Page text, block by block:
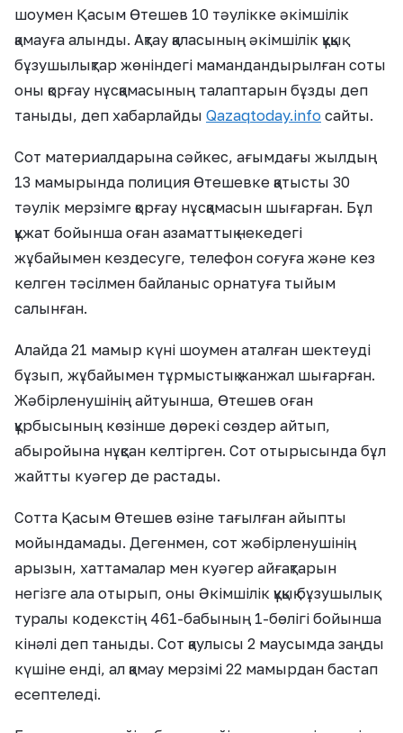
шоумен Қасым Өтешев 10 тәулікке әкімшілік
қамауға алынды. Ақтау қаласының әкімшілік құқық
бұзушылықтар жөніндегі мамандандырылған соты
оны қорғау нұсқамасының талаптарын бұзды деп
таныды, деп хабарлайды Qazaqtoday.info сайты.
Сот материалдарына сәйкес, ағымдағы жылдың
13 мамырында полиция Өтешевке қатысты 30
тәулік мерзімге қорғау нұсқамасын шығарған. Бұл
құжат бойынша оған азаматтық некедегі
жұбайымен кездесуге, телефон соғуға және кез
келген тәсілмен байланыс орнатуға тыйым
салынған.
Алайда 21 мамыр күні шоумен аталған шектеуді
бұзып, жұбайымен тұрмыстық жанжал шығарған.
Жәбірленушінің айтуынша, Өтешев оған
құрбысының көзінше дөрекі сөздер айтып,
абыройына нұқсан келтірген. Сот отырысында бұл
жайтты куәгер де растады.
Сотта Қасым Өтешев өзіне тағылған айыпты
мойындамады. Дегенмен, сот жәбірленушінің
арызын, хаттамалар мен куәгер айғақтарын
негізге ала отырып, оны Әкімшілік құқық бұзушылық
туралы кодекстің 461-бабының 1-бөлігі бойынша
кінәлі деп таныды. Сот қаулысы 2 маусымда заңды
күшіне енді, ал қамау мерзімі 22 мамырдан бастап
есептеледі.